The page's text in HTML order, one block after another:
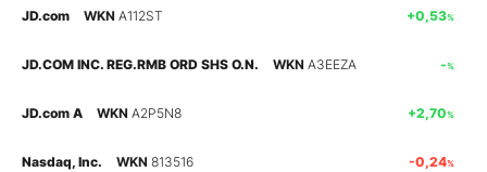
Experten
Mein B:O
JD.com WKN A112ST +0,53%
JD.COM INC. REG.RMB ORD SHS O.N. WKN A3EEZA -%
JD.com A WKN A2P5N8 +2,70%
Nasdaq, Inc. WKN 813516 -0,24%